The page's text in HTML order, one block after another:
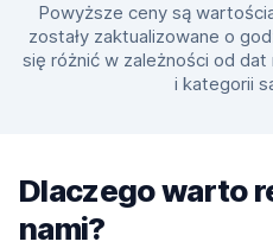
Powyższe ceny są
zostały zaktualizowane o
się różnić w zależności od dat
i kategorii
Dlaczego warto
nami?